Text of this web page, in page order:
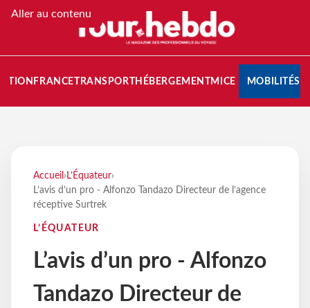
Aller au contenu
FRANCETRANSPORT HÉBERGEMENTMICE MOBILITÉS
Accueil › L’Équateur›
L’avis d’un pro - Alfonzo Tandazo Directeur de l’agence
réceptive Surtrek
L’ÉQUATEUR
L’avis d’un pro - Alfonzo
Tandazo Directeur de